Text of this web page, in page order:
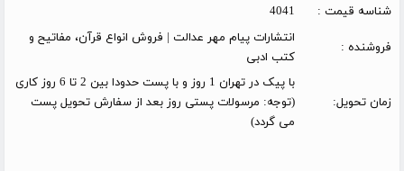
شناسه قیمت :
4041
فروشنده :
انتشارات پیام مهر عدالت | فروش انواع قرآن، مفاتیح و
کتب ادبی
زمان تحویل:
با پیک در تهران 1 روز و با پست حدودا بین 2 تا 6 روز کاری
(توجه: مرسولات پستی روز بعد از سفارش تحویل پست
می گردد)